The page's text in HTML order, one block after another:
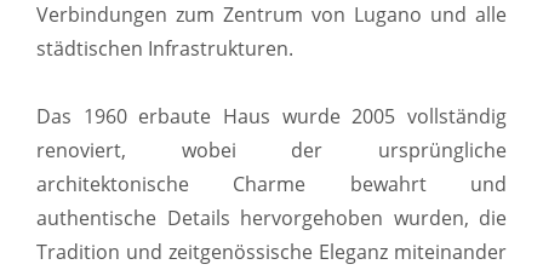
Verbindungen zum Zentrum von Lugano und alle
städtischen Infrastrukturen.
Das 1960 erbaute Haus wurde 2005 vollständig
renoviert, wobei der ursprüngliche
architektonische Charme bewahrt und
authentische Details hervorgehoben wurden, die
Tradition und zeitgenössische Eleganz miteinander